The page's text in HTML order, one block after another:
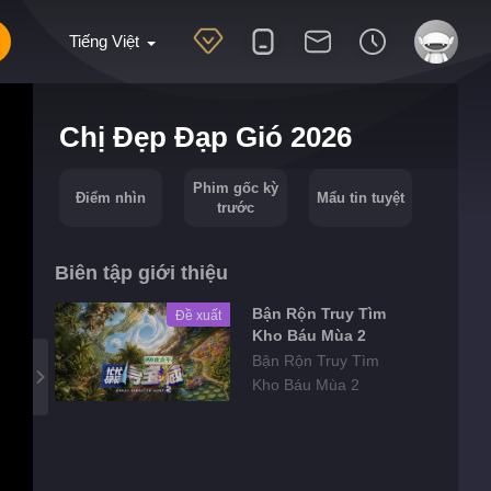
Tiếng Việt
Chị Đẹp Đạp Gió 2026
Điểm nhìn
Phim gốc kỳ
trước
Mẩu tin tuyệt
Biên tập giới thiệu
Đề xuất
Bận Rộn Truy Tìm
Kho Báu Mùa 2
Bận Rộn Truy Tìm
Kho Báu Mùa 2